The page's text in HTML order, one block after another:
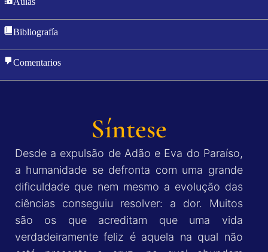
Bibliografía
Comentarios
Síntese
Desde a expulsão de Adão e Eva do Paraíso,
a humanidade se defronta com uma grande
dificuldade que nem mesmo a evolução das
ciências conseguiu resolver: a dor. Muitos
são os que acreditam que uma vida
verdadeiramente feliz é aquela na qual não